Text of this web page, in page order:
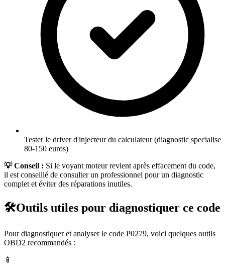
Tester le driver d'injecteur du calculateur (diagnostic specialise
80-150 euros)
💡 Conseil : Si le voyant moteur revient après effacement du code,
il est conseillé de consulter un professionnel pour un diagnostic
complet et éviter des réparations inutiles.
🛠️Outils utiles pour diagnostiquer ce code
Pour diagnostiquer et analyser le code P0279, voici quelques outils
OBD2 recommandés :
📱